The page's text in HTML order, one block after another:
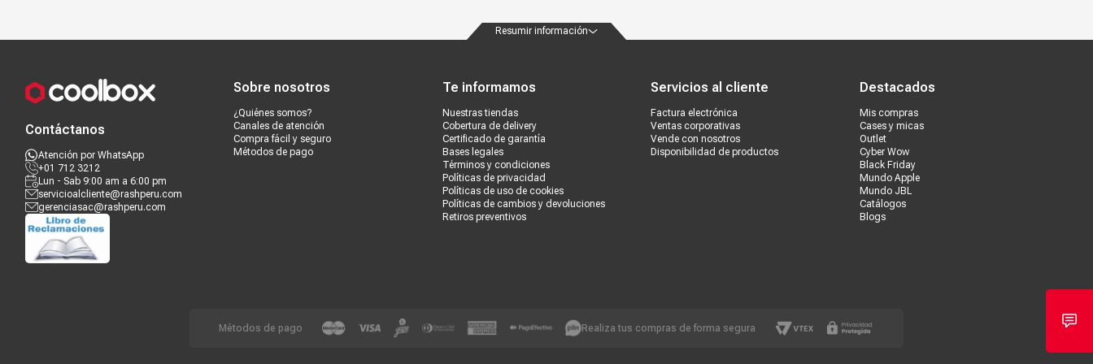
Resumir información
Contáctanos
Atención por WhatsApp
+01 712 3212
Lun - Sab 9:00 am a 6:00 pm
servicioalcliente@rashperu.com
gerenciasac@rashperu.com
Sobre nosotros
¿Quiénes somos?
Canales de atención
Compra fácil y seguro
Métodos de pago
Te informamos
Nuestras tiendas
Cobertura de delivery
Certificado de garantía
Bases legales
Términos y condiciones
Políticas de privacidad
Políticas de uso de cookies
Políticas de cambios y devoluciones
Retiros preventivos
Servicios al cliente
Factura electrónica
Ventas corporativas
Vende con nosotros
Disponibilidad de productos
Destacados
Mis compras
Cases y micas
Outlet
Cyber Wow
Black Friday
Mundo Apple
Mundo JBL
Catálogos
Blogs
Métodos de pago Realiza tus compras de forma segura